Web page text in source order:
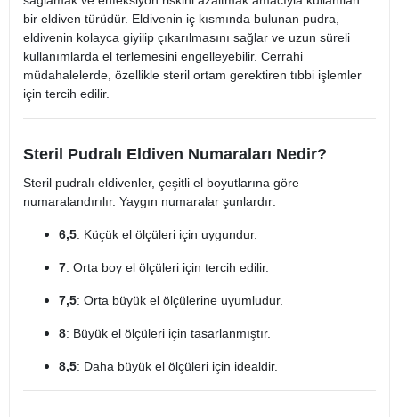
bir eldiven türüdür. Eldivenin iç kısmında bulunan pudra,
eldivenin kolayca giyilip çıkarılmasını sağlar ve uzun süreli
kullanımlarda el terlemesini engelleyebilir. Cerrahi
müdahalelerde, özellikle steril ortam gerektiren tıbbi işlemler
için tercih edilir.
Steril Pudralı Eldiven Numaraları Nedir?
Steril pudralı eldivenler, çeşitli el boyutlarına göre
numaralandırılır. Yaygın numaralar şunlardır:
6,5: Küçük el ölçüleri için uygundur.
7: Orta boy el ölçüleri için tercih edilir.
7,5: Orta büyük el ölçülerine uyumludur.
8: Büyük el ölçüleri için tasarlanmıştır.
8,5: Daha büyük el ölçüleri için idealdir.